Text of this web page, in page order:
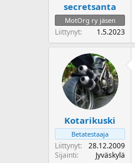
secretsanta
MotOrg ry jäsen
Liittynyt 1.5.2023
Kotarikuski
Betatestaaja
Liittynyt
28.12.2009
Sijainti
Jyväskylä